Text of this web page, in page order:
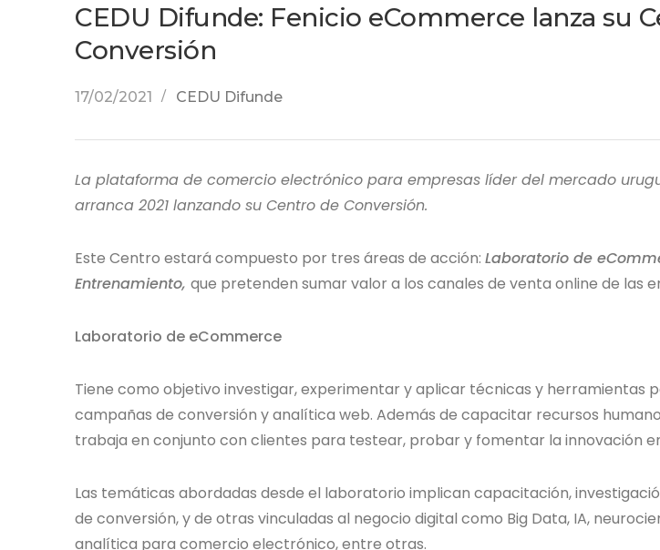
CEDU Difunde: Fenicio eCommerce lanza su
Conversión
17/02/2021 CEDU Difunde
La plataforma de comercio electrónico para empresas líder del mercado
arranca 2021 lanzando su Centro de Conversión.
Este Centro estará compuesto por tres áreas de acción: Laboratorio de
Entrenamiento, que pretenden sumar valor a los canales de venta online de las
Laboratorio de eCommerce
Tiene como objetivo investigar, experimentar y aplicar técnicas y herramientas
campañas de conversión y analítica web. Además de capacitar recursos
trabaja en conjunto con clientes para testear, probar y fomentar la innovación
Las temáticas abordadas desde el laboratorio implican capacitación,
de conversión, y de otras vinculadas al negocio digital como Big Data, IA,
analítica para comercio electrónico, entre otras.